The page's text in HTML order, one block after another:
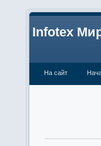
Infotex
На сайт